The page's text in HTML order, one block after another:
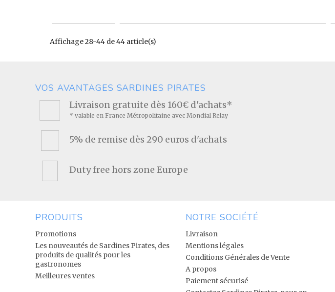
Affichage 28-44 de 44 article(s)
VOS AVANTAGES SARDINES PIRATES
Livraison gratuite dès 160€ d'achats*
* valable en France Métropolitaine avec Mondial Relay
5% de remise dès 290 euros d'achats
Duty free hors zone Europe
PRODUITS
Promotions
Les nouveautés de Sardines Pirates, des
produits de qualités pour les
gastronomes
Meilleures ventes
NOTRE SOCIÉTÉ
Livraison
Mentions légales
Conditions Générales de Vente
A propos
Paiement sécurisé